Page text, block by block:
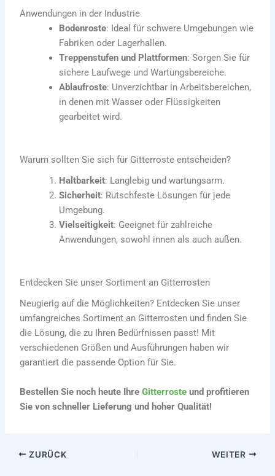
Anwendungen in der Industrie
Bodenroste: Ideal für schwere Umgebungen wie
Fabriken oder Lagerhallen.
Treppenstufen und Plattformen: Sorgen Sie für
sichere Laufwege und Wartungsbereiche.
Ablaufroste: Unverzichtbar in Arbeitsbereichen,
in denen mit Wasser oder Flüssigkeiten
gearbeitet wird.
Warum sollten Sie sich für Gitterroste entscheiden?
Haltbarkeit: Langlebig und wartungsarm.
Sicherheit: Rutschfeste Lösungen für jede
Umgebung.
Vielseitigkeit: Geeignet für zahlreiche
Anwendungen, sowohl innen als auch außen.
Entdecken Sie unser Sortiment an Gitterrosten
Neugierig auf die Möglichkeiten? Entdecken Sie unser
umfangreiches Sortiment an Gitterrosten und finden Sie
die Lösung, die zu Ihren Bedürfnissen passt! Mit
verschiedenen Größen und Ausführungen haben wir
garantiert die passende Option für Sie.
Bestellen Sie noch heute IhreGitterroste und profitieren
Sie von schneller Lieferung und hoher Qualität!
ZURÜCK WEITER